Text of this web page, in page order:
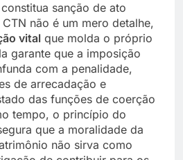
sanção de ato
não é um mero detalhe,
vital que molda o próprio
garante que a imposição
com a penalidade,
de arrecadação e
das funções de coerção
tempo, o princípio do
que a moralidade da
não sirva como